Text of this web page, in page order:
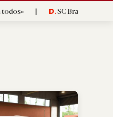
D.SC Braga vence em casa e